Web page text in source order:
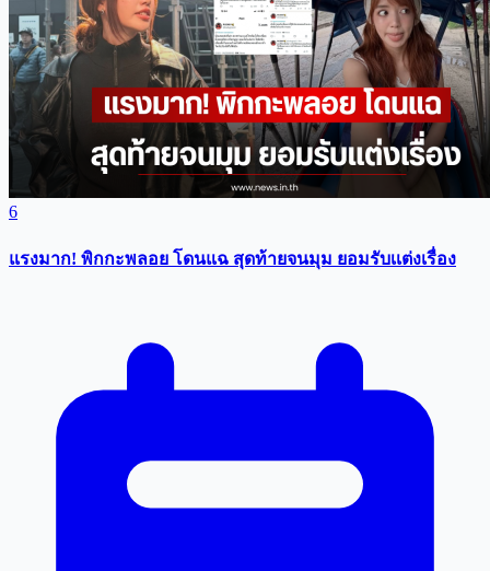
6
แรงมาก! พิกกะพลอย โดนแฉ สุดท้ายจนมุม ยอมรับเเต่งเรื่อง